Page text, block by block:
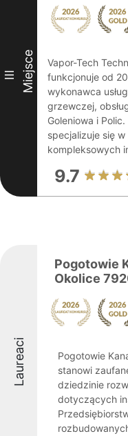
III Miejsce
Vapor-Tech
funkcjonuje od
wykonawca
grzewczej,
Goleniowa i
specjalizuje się
kompleksowych
9.7
Laureaci
Pogotowie
Okolice
Pogotowie
stanowi
dziedzinie
dotyczących